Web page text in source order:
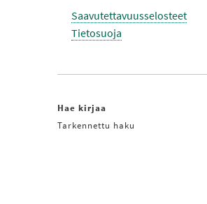
Saavutettavuusselosteet
Tietosuoja
Hae kirjaa
Tarkennettu haku